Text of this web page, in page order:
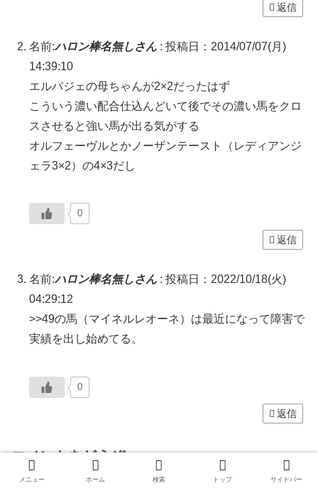
返信
名前:ハロン棒名無しさん : 投稿日：2014/07/07(月)
14:39:10
エルバジェの母ちゃんが2×2だったはず
こういう濃い配合仕込んどいて後でその濃い馬をクロ
スさせると強い馬が出る気がする
オルフェーヴルとかノーザンテースト（レディアンジ
ェラ3×2）の4×3だし
0
返信
名前:ハロン棒名無しさん : 投稿日：2022/10/18(火)
04:29:12
>>49の馬（マイネルレオーネ）は最近になって障害で
実績を出し始めてる。
0
返信
コメントをどうぞ
コメントは一般常識の範囲内でお願いします※
メニュー ホーム 検索 トップ サイドバー